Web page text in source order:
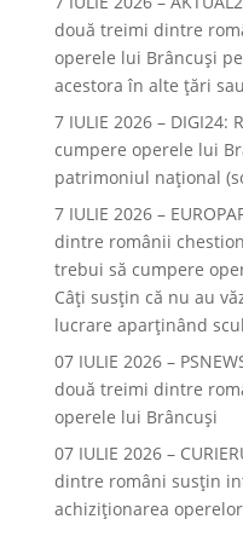
două treimi dintre
operele lui Brâncuşi
acestora în alte ţări
7 IULIE 2026 –
cumpere operele lui
patrimoniul național
7 IULIE 2026 –
dintre românii
trebui să cumpere
Câți susțin că nu au
lucrare aparținând
07 IULIE 2026 –
două treimi dintre
operele lui Brâncuși
07 IULIE 2026 –
dintre români susțin
achiziționarea